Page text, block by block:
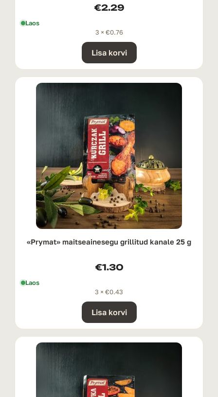
€2.29
Laos
3 × €0.76
Lisa korvi
«Prymat» maitseainesegu grillitud kanale 25 g
€1.30
Laos
3 × €0.43
Lisa korvi